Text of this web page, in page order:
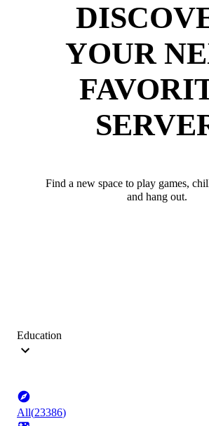
YOUR
Find a new space to play games,
and hang out.
Education
All(23386)